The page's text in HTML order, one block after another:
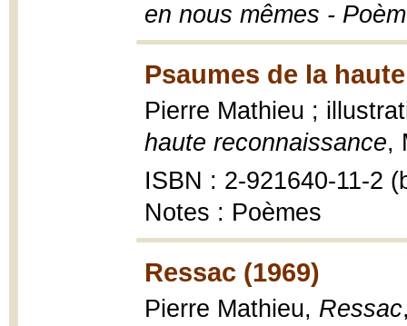
en nous mêmes -
Psaumes de la
Pierre Mathieu ;
haute reconnaissance,
ISBN : 2-921640-11-2
Notes : Poèmes
Ressac (1969)
Pierre Mathieu, Ressac